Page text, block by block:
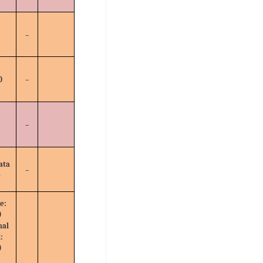
–
–
–
–